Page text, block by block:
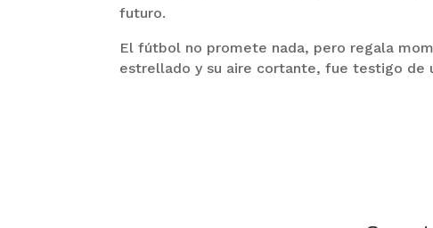
futuro.
El fútbol no promete nada, pero regala
estrellado y su aire cortante, fue testigo de